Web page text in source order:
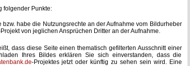
folgender Punkte:
habe die Nutzungsrechte an der Aufnahme vom Bildurheber
von jeglichen Ansprüchen Dritter an der Aufnahme.
dass diese Seite einen thematisch gefilterten Ausschnitt einer
Ihres Bildes erklären Sie sich einverstanden, dass die
-Projektes jetzt oder künftig zu sehen sein wird. Eine